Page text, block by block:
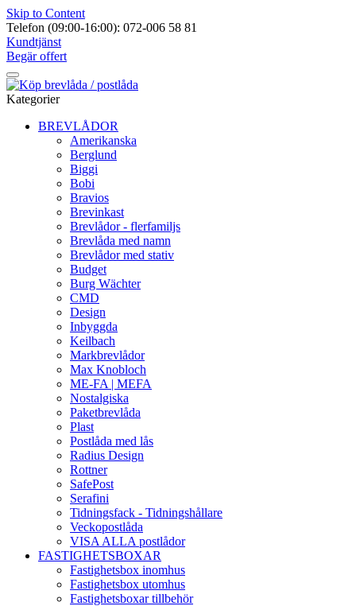
Skip to Content
Telefon (09:00-16:00): 072-006 58 81
Kundtjänst
Begär offert
Kategorier
BREVLÅDOR
Amerikanska
Berglund
Biggi
Bobi
Bravios
Brevinkast
Brevlådor - flerfamiljs
Brevlåda med namn
Brevlådor med stativ
Budget
Burg Wächter
CMD
Design
Inbyggda
Keilbach
Markbrevlådor
Max Knobloch
ME-FA | MEFA
Nostalgiska
Paketbrevlåda
Plast
Postlåda med lås
Radius Design
Rottner
SafePost
Serafini
Tidningsfack - Tidningshållare
Veckopostlåda
VISA ALLA postlådor
FASTIGHETSBOXAR
Fastighetsbox inomhus
Fastighetsbox utomhus
Fastighetsboxar tillbehör